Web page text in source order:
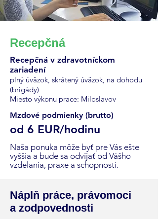
Recepčná
Recepčná v zdravotníckom
zariadení
plný úväzok, skrátený úväzok, na dohodu
(brigády)
Miesto výkonu prace: Miloslavov
Mzdové podmienky (brutto)
od 6 EUR/hodinu
Naša ponuka môže byť pre Vás ešte
vyššia a bude sa odvíjať od Vášho
vzdelania, praxe a schopností.
Náplň práce, právomoci
a zodpovednosti